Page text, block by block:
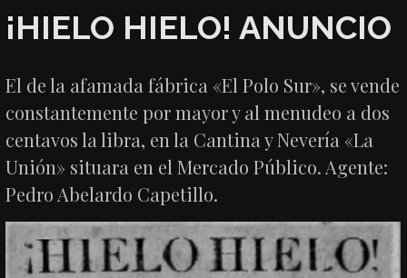
¡HIELO HIELO! ANUNCIO
El de la afamada fábrica «El Polo Sur», se vende
constantemente por mayor y al menudeo a dos
centavos la libra, en la Cantina y Nevería «La
Unión» situara en el Mercado Público. Agente:
Pedro Abelardo Capetillo.